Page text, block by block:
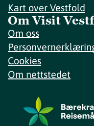
Kart over Vestfold
Om Visit
Om oss
Cookies
Om nettstedet